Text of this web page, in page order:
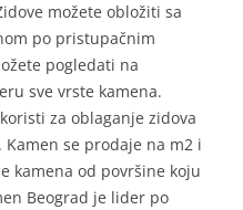
možete obložiti sa
po pristupačnim
pogledati na
sve vrste kamena.
za oblaganje zidova
se prodaje na m2 i
kamena od površine koju
Beograd je lider po